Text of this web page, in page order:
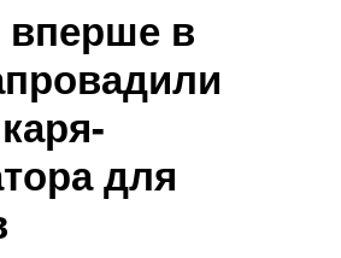
вперше в
для